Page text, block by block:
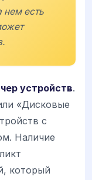
нем есть
устройств.
«Дисковые
с
Наличие
который